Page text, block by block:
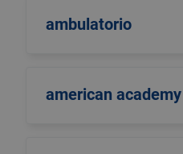
ambulatorio
american